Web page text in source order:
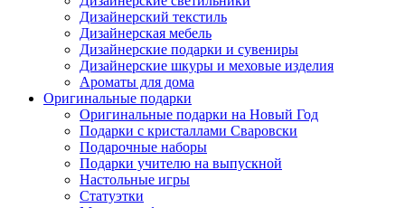
Дизайнерский текстиль
Дизайнерская мебель
Дизайнерские подарки и сувениры
Дизайнерские шкуры и меховые изделия
Ароматы для дома
Оригинальные подарки
Оригинальные подарки на Новый Год
Подарки с кристаллами Сваровски
Подарочные наборы
Подарки учителю на выпускной
Настольные игры
Статуэтки